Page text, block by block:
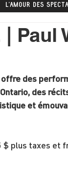
L'amour des
Paul
des
des
et
$ plus taxes et